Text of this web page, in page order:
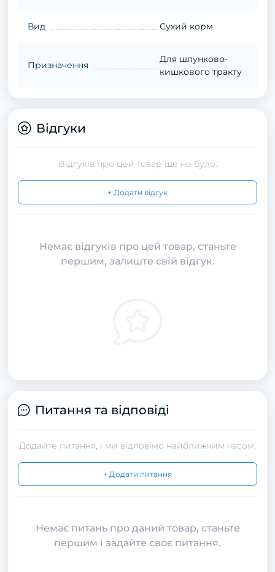
Вид Сухий корм
Призначення
Для шлунково-
кишкового тракту
Відгуки
Відгуків про цей товар ще не було.
+ Додати відгук
Немає відгуків про цей товар, станьте
першим, залиште свій відгук.
Питання та відповіді
Додайте питання, і ми відповімо найближчим часом.
+ Додати питання
Немає питань про даний товар, станьте
першим і задайте своє питання.